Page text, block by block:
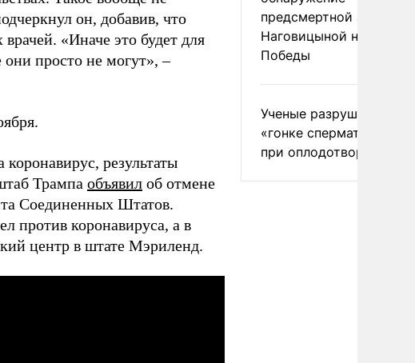
он, добавив, что
«Иначе это будет для
просто не могут», –
результаты
Трампа объявил об отмене
Соединенных Штатов.
против коронавируса, а в
центр в штате Мэриленд.
предсмертной записки
Наговицыной на пике
Победы
Ученые разрушили миф
«гонке
при оплодотворении